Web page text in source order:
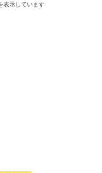
表示しています